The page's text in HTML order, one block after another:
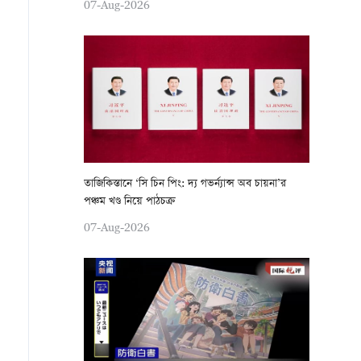
07-Aug-2026
তাজিকিস্তানে ‘সি চিন পিং: দ্য গভর্ন্যান্স অব চায়না’র
পঞ্চম খণ্ড নিয়ে পাঠচক্র
07-Aug-2026